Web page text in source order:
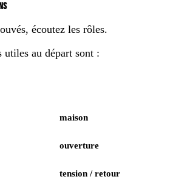
écoutez les rôles.
au départ sont :
maison
ouverture
tension / retour